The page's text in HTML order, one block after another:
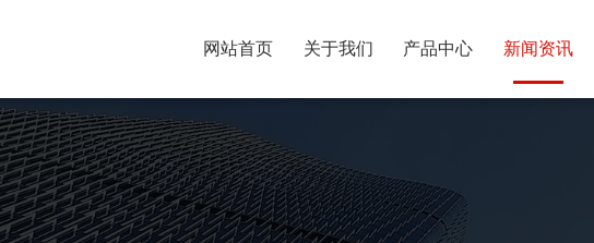
网站首页 关于我们 产品中心 新闻资讯